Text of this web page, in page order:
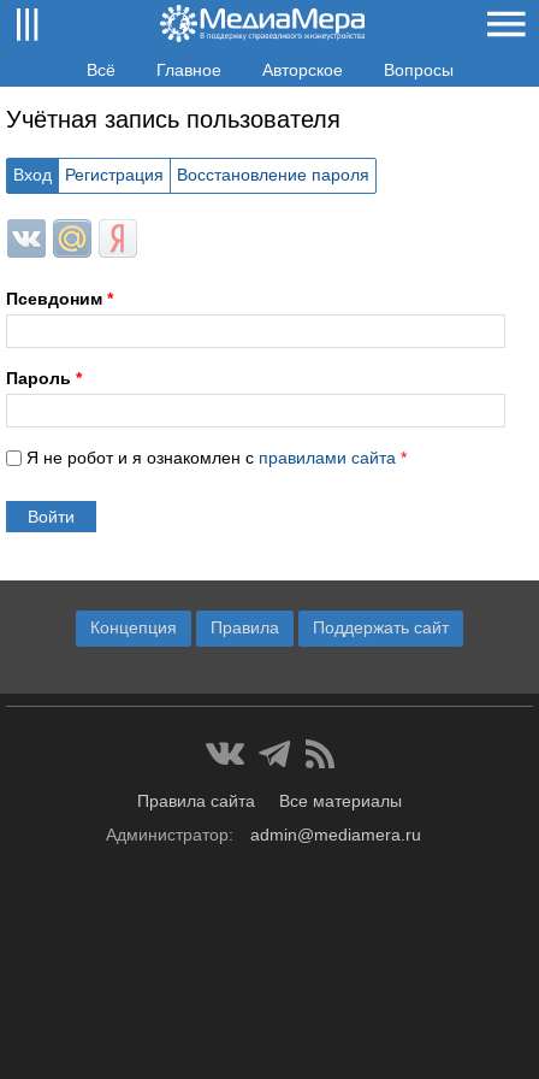
Всё Главное Авторское Вопросы
Учётная запись пользователя
Вход Регистрация Восстановление пароля
Login with ВКонтакте
Login with Mail.ru
Login with Яндекс
Псевдоним *
Пароль *
Я не робот и я ознакомлен с правилами сайта *
Концепция Правила Поддержать сайт
Правила сайта
Все материалы
Администратор:
admin@mediamera.ru